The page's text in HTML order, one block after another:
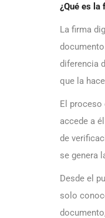
¿Qué es
La firma
diferencia
que la
El proceso
accede a
de
se genera
Desde el
solo